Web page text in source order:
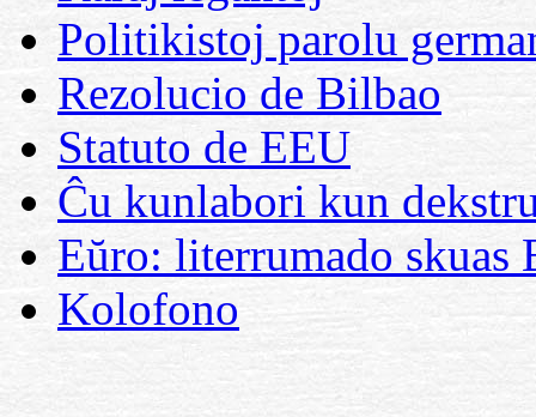
Politikistoj parolu
Rezolucio de Bilbao
Statuto de EEU
Ĉu kunlabori kun
Eŭro: literrumado skuas
Kolofono